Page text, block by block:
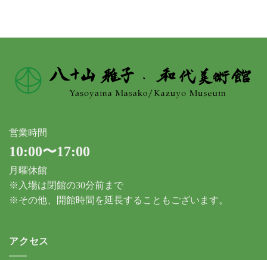
営業時間
10:00〜17:00
月曜休館
※入場は閉館の30分前まで
※その他、開館時間を延長することもございます。
アクセス